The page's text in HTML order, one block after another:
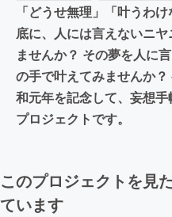
「どうせ無理」「叶うわ
底に、人には言えないニ
ませんか？ その夢を人に
の手で叶えてみませんか
和元年を記念して、妄想
プロジェクトです。
このプロジェクトを見
ています